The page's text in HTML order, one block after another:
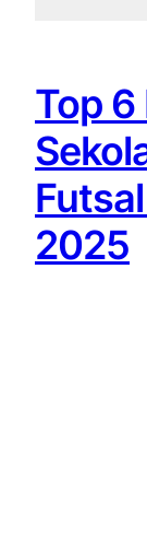
Top 6
2025